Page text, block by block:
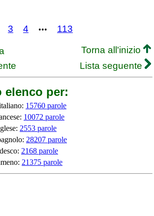
3 4 ••• 113
Torna all'inizio
Lista seguente
elenco per:
15760 parole
10072 parole
2553 parole
28207 parole
2168 parole
21375 parole